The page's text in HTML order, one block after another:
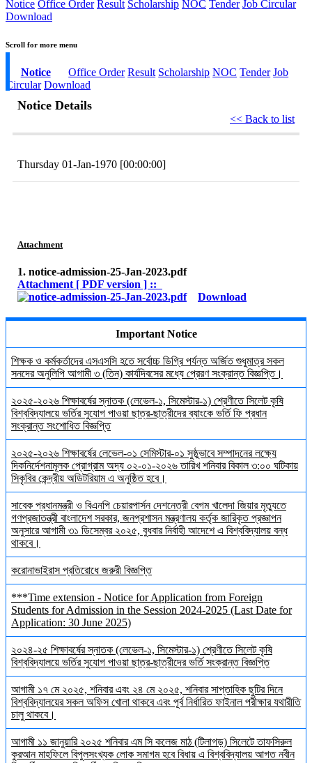
Notice Office Order Result Scholarship NOC Tender Job Circular
Download
Scroll for more menu
Notice Office Order Result Scholarship NOC Tender Job
Circular Download
Notice Details
<< Back to list
Thursday 01-Jan-1970 [00:00:00]
Attachment
1. notice-admission-25-Jan-2023.pdf
Attachment [ PDF version ] ::
Download
Important Notice
শিক্ষক ও কর্মকর্তাদের এসএসসি হতে সর্বোচ্চ ডিগ্রি পর্যন্ত অর্জিত শুধুমাত্র সকল
সনদের অনুলিপি আগামী ৩ (তিন) কার্যদিবসের মধ্যে প্রেরণ সংক্রান্ত বিজ্ঞপ্তি।
২০২৫-২০২৬ শিক্ষাবর্ষের স্নাতক (লেভেল-১, সিমেস্টার-১) শ্রেণীতে সিলেট কৃষি
বিশ্ববিদ্যালয়ে ভর্তির সুযোগ পাওয়া ছাত্র-ছাত্রীদের ব্যাংকে ভর্তি ফি প্রধান
সংক্রান্ত সংশোধিত বিজ্ঞপ্তি
২০২৫-২০২৬ শিক্ষাবর্ষের লেভেল-০১ সেমিস্টার-০১ সুষ্ঠুভাবে সম্পাদনের লক্ষ্যে
দিকনির্দেশনামূলক প্রোগ্রাম অদ্য ০২-০১-২০২৬ তারিখ শনিবার বিকাল ৩:০০ ঘটিকায়
সিকৃবির কেন্দ্রীয় অডিটরিয়াম এ অনুষ্ঠিত হবে।
সাবেক প্রধানমন্ত্রী ও বিএনপি চেয়ারপার্সন দেশনেত্রী বেগম খালেদা জিয়ার মৃত্যুতে
গণপ্রজাতন্ত্রী বাংলাদেশ সরকার, জনপ্রশাসন মন্ত্রণালয় কর্তৃক জারিকৃত প্রজ্ঞাপন
অনুসারে আগামী ৩১ ডিসেম্বর ২০২৫, বুধবার নির্বাহী আদেশে এ বিশ্ববিদ্যালয় বন্ধ
থাকবে।
করোনাভাইরাস প্রতিরোধে জরুরী বিজ্ঞপ্তি
***Time extension - Notice for Application from Foreign
Students for Admission in the Session 2024-2025 (Last Date for
Application: 30 June 2025)
২০২৪-২৫ শিক্ষাবর্ষের স্নাতক (লেভেল-১, সিমেস্টার-১) শ্রেণীতে সিলেট কৃষি
বিশ্ববিদ্যালয়ে ভর্তির সুযোগ পাওয়া ছাত্র-ছাত্রীদের ভর্তি সংক্রান্ত বিজ্ঞপ্তি
আগামী ১৭ মে ২০২৫, শনিবার এবং ২৪ মে ২০২৫, শনিবার সাপ্তাহিক ছুটির দিনে
বিশ্ববিদ্যালয়ের সকল অফিস খোলা থাকবে এবং পূর্ব নির্ধারিত ফাইনাল পরীক্ষার যথারীতি
চালু থাকবে।
আগামী ১১ জানুয়ারি ২০২৫ শনিবার এম সি কলেজ মাঠ (টিলাগড়) সিলেটে তাফসিরুল
কুরআন মাহফিলে বিপুলসংখ্যক লোক সমাগম হবে বিধায় এ বিশ্ববিদ্যালয় আগত নবীন